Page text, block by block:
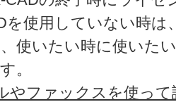
を使用していない時
使いたい時に使いた
。
やファックスを使っ